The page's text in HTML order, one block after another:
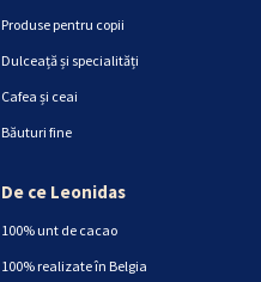
Produse pentru copii
Dulceață și specialități
Cafea și ceai
Băuturi fine
De ce Leonidas
100% unt de cacao
100% realizate în Belgia